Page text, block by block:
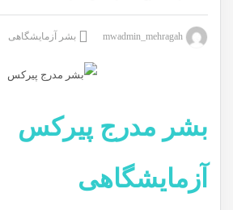
بشر آزمایشگاهی
بشر مدرج پیرکس
آزمایشگاهی